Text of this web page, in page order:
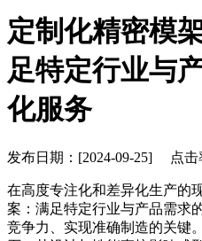
定制化精密模
足特定行业与
化服务
发布日期：[2024-09-25] 点击
在高度专注化和差异化生产的
案：满足特定行业与产品需求
竞争力、实现准确制造的关键